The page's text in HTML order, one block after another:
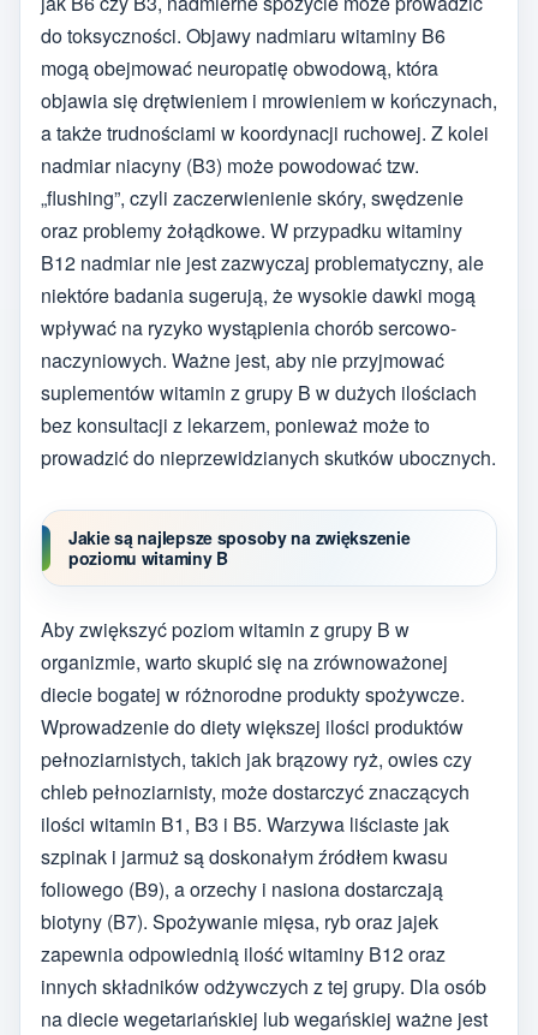
do toksyczności. Objawy nadmiaru witaminy B6
mogą obejmować neuropatię obwodową, która
objawia się drętwieniem i mrowieniem w kończynach,
a także trudnościami w koordynacji ruchowej. Z kolei
nadmiar niacyny (B3) może powodować tzw.
„flushing”, czyli zaczerwienienie skóry, swędzenie
oraz problemy żołądkowe. W przypadku witaminy
B12 nadmiar nie jest zazwyczaj problematyczny, ale
niektóre badania sugerują, że wysokie dawki mogą
wpływać na ryzyko wystąpienia chorób sercowo-
naczyniowych. Ważne jest, aby nie przyjmować
suplementów witamin z grupy B w dużych ilościach
bez konsultacji z lekarzem, ponieważ może to
prowadzić do nieprzewidzianych skutków ubocznych.
Jakie są najlepsze sposoby na zwiększenie
poziomu witaminy B
Aby zwiększyć poziom witamin z grupy B w
organizmie, warto skupić się na zrównoważonej
diecie bogatej w różnorodne produkty spożywcze.
Wprowadzenie do diety większej ilości produktów
pełnoziarnistych, takich jak brązowy ryż, owies czy
chleb pełnoziarnisty, może dostarczyć znaczących
ilości witamin B1, B3 i B5. Warzywa liściaste jak
szpinak i jarmuż są doskonałym źródłem kwasu
foliowego (B9), a orzechy i nasiona dostarczają
biotyny (B7). Spożywanie mięsa, ryb oraz jajek
zapewnia odpowiednią ilość witaminy B12 oraz
innych składników odżywczych z tej grupy. Dla osób
na diecie wegetariańskiej lub wegańskiej ważne jest